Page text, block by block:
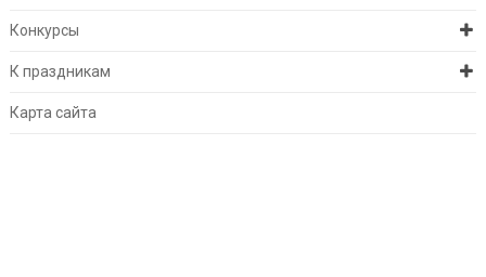
Конкурсы
К праздникам
Карта сайта